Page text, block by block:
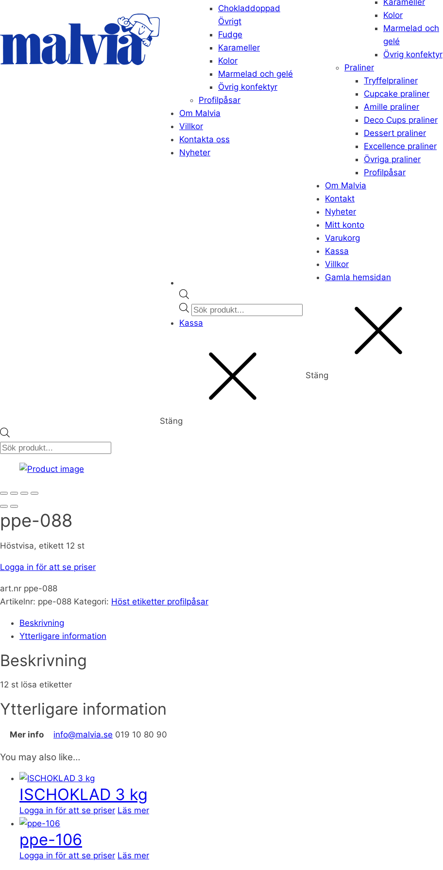
Chokladdoppad
Övrigt
Fudge
Karameller
Kolor
Marmelad och gelé
Övrig konfektyr
Profilpåsar
Om Malvia
Villkor
Kontakta oss
Nyheter
Products
search
Kassa
Stäng
Kolor
Marmelad och
gelé
Övrig konfektyr
Praliner
Tryffelpraliner
Cupcake praliner
Amille praliner
Deco Cups praliner
Dessert praliner
Excellence praliner
Övriga praliner
Profilpåsar
Om Malvia
Kontakt
Nyheter
Mitt konto
Varukorg
Kassa
Villkor
Gamla hemsidan
Stäng
search
ppe-088
Höstvisa, etikett 12 st
Logga in för att se priser
art.nr ppe-088
Artikelnr: ppe-088 Kategori: Höst etiketter profilpåsar
Beskrivning
Ytterligare information
Beskrivning
12 st lösa etiketter
Ytterligare information
Mer info info@malvia.se 019 10 80 90
You may also like…
ISCHOKLAD 3 kg
Logga in för att se priser Läs mer
ppe-106
Logga in för att se priser Läs mer